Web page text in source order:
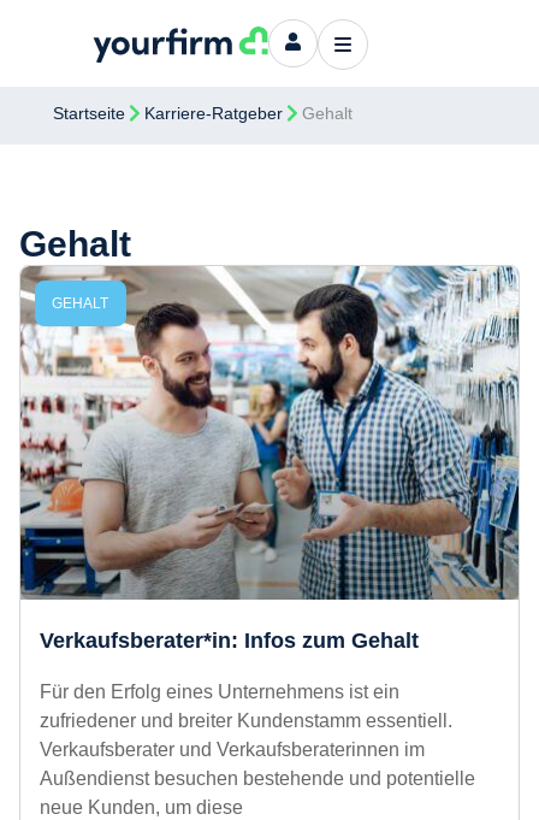
Startseite Karriere-Ratgeber Gehalt
Gehalt
GEHALT
Verkaufsberater*in: Infos zum Gehalt
Für den Erfolg eines Unternehmens ist ein
zufriedener und breiter Kundenstamm essentiell.
Verkaufsberater und Verkaufsberaterinnen im
Außendienst besuchen bestehende und
potentielle neue Kunden, um diese